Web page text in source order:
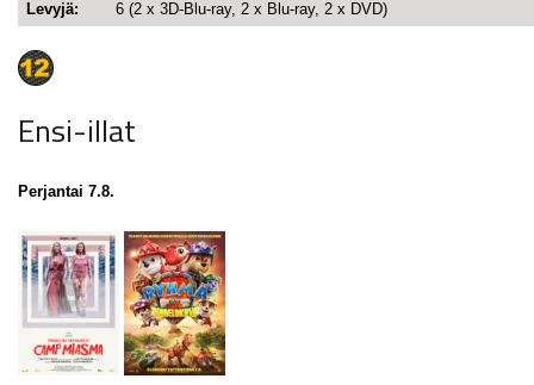
Levyjä: 6 (2 x 3D-Blu-ray, 2 x Blu-ray, 2 x DVD)
Ensi-illat
Perjantai 7.8.